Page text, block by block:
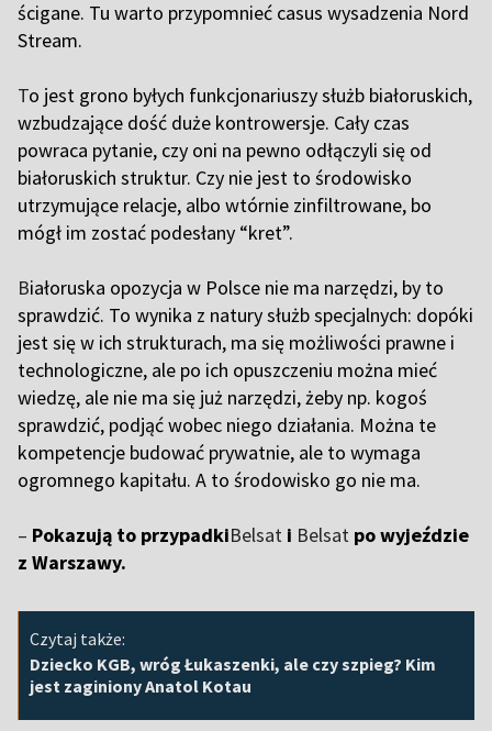
ścigane. Tu warto przypomnieć casus wysadzenia Nord
Stream.
To jest grono byłych funkcjonariuszy służb białoruskich,
wzbudzające dość duże kontrowersje. Cały czas
powraca pytanie, czy oni na pewno odłączyli się od
białoruskich struktur. Czy nie jest to środowisko
utrzymujące relacje, albo wtórnie zinfiltrowane, bo
mógł im zostać podesłany “kret”.
Białoruska opozycja w Polsce nie ma narzędzi, by to
sprawdzić. To wynika z natury służb specjalnych: dopóki
jest się w ich strukturach, ma się możliwości prawne i
technologiczne, ale po ich opuszczeniu można mieć
wiedzę, ale nie ma się już narzędzi, żeby np. kogoś
sprawdzić, podjąć wobec niego działania. Można te
kompetencje budować prywatnie, ale to wymaga
ogromnego kapitału. A to środowisko go nie ma.
– Pokazują to przypadkiBelsat i Belsat po wyjeździe
z Warszawy.
Czytaj także:
Dziecko KGB, wróg Łukaszenki, ale czy szpieg? Kim
jest zaginiony Anatol Kotau